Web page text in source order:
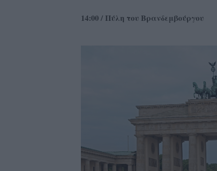
14:00 / Πύλη του Βρανδεμβούργου